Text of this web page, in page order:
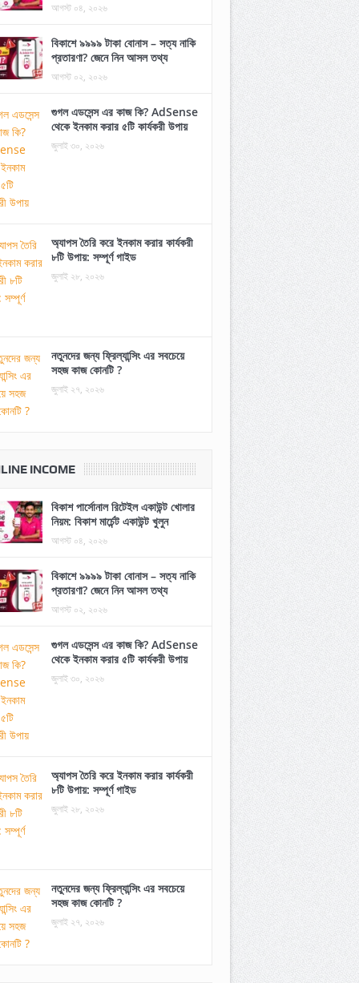
আগস্ট ০৪, ২০২৬
বিকাশে ৯৯৯৯ টাকা বোনাস – সত্য নাকি
প্রতারণা? জেনে নিন আসল তথ্য
আগস্ট ০২, ২০২৬
গুগল এডসেন্স এর কাজ কি? AdSense
থেকে ইনকাম করার ৫টি কার্যকরী উপায়
জুলাই ৩০, ২০২৬
অ্যাপস তৈরি করে ইনকাম করার কার্যকরী
৮টি উপায়: সম্পূর্ণ গাইড
জুলাই ২৮, ২০২৬
নতুনদের জন্য ফ্রিল্যান্সিং এর সবচেয়ে
সহজ কাজ কোনটি ?
জুলাই ২৭, ২০২৬
INCOME
বিকাশ পার্সোনাল রিটেইল একাউন্ট খোলার
নিয়ম: বিকাশ মার্চেন্ট একাউন্ট খুলুন
আগস্ট ০৪, ২০২৬
বিকাশে ৯৯৯৯ টাকা বোনাস – সত্য নাকি
প্রতারণা? জেনে নিন আসল তথ্য
আগস্ট ০২, ২০২৬
গুগল এডসেন্স এর কাজ কি? AdSense
থেকে ইনকাম করার ৫টি কার্যকরী উপায়
জুলাই ৩০, ২০২৬
অ্যাপস তৈরি করে ইনকাম করার কার্যকরী
৮টি উপায়: সম্পূর্ণ গাইড
জুলাই ২৮, ২০২৬
নতুনদের জন্য ফ্রিল্যান্সিং এর সবচেয়ে
সহজ কাজ কোনটি ?
জুলাই ২৭, ২০২৬